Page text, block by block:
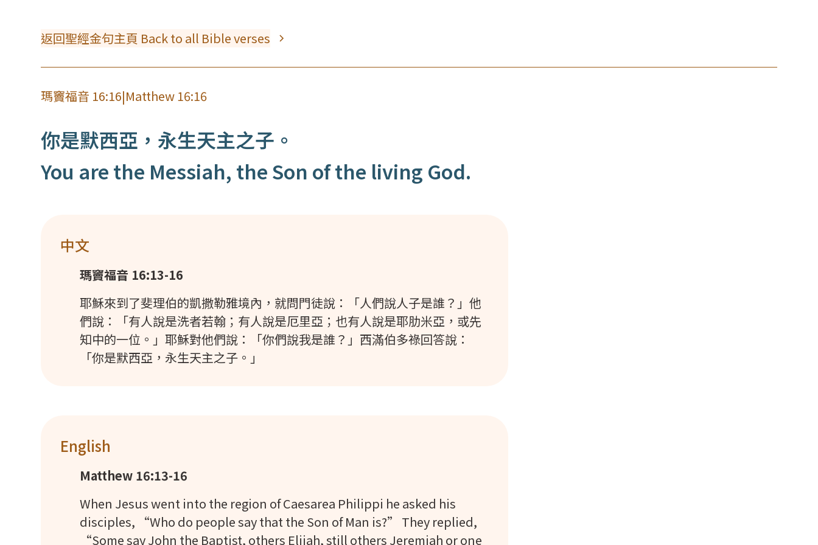
返回聖經金句主頁 Back to all Bible verses
瑪竇福音 16:16|Matthew 16:16
你是默西亞，永生天主之子。
You are the Messiah, the Son of the living God.
中文
瑪竇福音 16:13-16
耶穌來到了斐理伯的凱撒勒雅境內，就問門徒說：「人們說人子是誰？」他
們說：「有人說是洗者若翰；有人說是厄里亞；也有人說是耶肋米亞，或先
知中的一位。」耶穌對他們說：「你們說我是誰？」西滿伯多祿回答說：
「你是默西亞，永生天主之子。」
English
Matthew 16:13-16
When Jesus went into the region of Caesarea Philippi he asked his
disciples, “Who do people say that the Son of Man is?” They replied,
“Some say John the Baptist, others Elijah, still others Jeremiah or one